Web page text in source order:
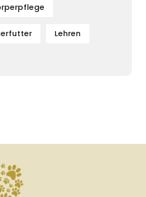
Lehren